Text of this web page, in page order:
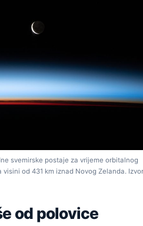
svemirske postaje za vrijeme orbitalnog
visini od 431 km iznad Novog Zelanda.
od polovice